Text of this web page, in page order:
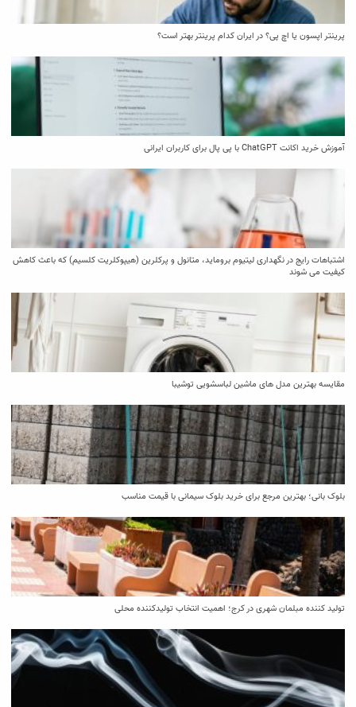
پرینتر اپسون یا اچ پی؟ در ایران کدام پرینتر بهتر است؟
آموزش خرید اکانت ChatGPT با پی پال برای کاربران ایرانی
اشتباهات رایج در نگهداری لیتیوم بروماید، متانول و پرکلرین (هیپوکلریت کلسیم) که باعث کاهش
کیفیت می‌ شوند
مقایسه بهترین مدل ‌های ماشین لباسشویی توشیبا
بلوک بانی؛ بهترین مرجع برای خرید بلوک سیمانی با قیمت مناسب
تولید کننده مبلمان شهری در کرج؛ اهمیت انتخاب تولیدکننده محلی